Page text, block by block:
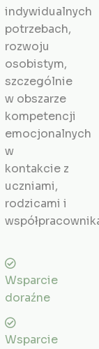
indywidualnych
potrzebach,
rozwoju
osobistym,
szczególnie
w obszarze
kompetencji
emocjonalnych
w
kontakcie z
uczniami,
rodzicami i
Wsparcie
doraźne
Wsparcie